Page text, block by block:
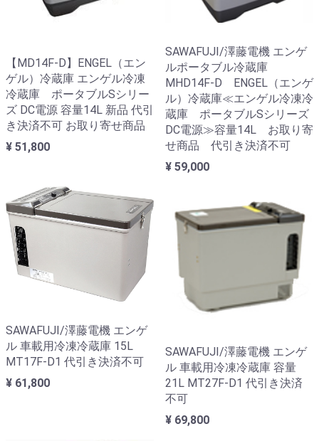
【MD14F-D】ENGEL（エン
ゲル）冷蔵庫 エンゲル冷凍
冷蔵庫 ポータブルSシリー
ズ DC電源 容量14L 新品 代引
き決済不可 お取り寄せ商品
¥ 51,800
SAWAFUJI/澤藤電機 エンゲ
ルポータブル冷蔵庫
MHD14F-D ENGEL（エンゲ
ル）冷蔵庫≪エンゲル冷凍冷
蔵庫 ポータブルSシリーズ
DC電源≫容量14L お取り寄
せ商品 代引き決済不可
¥ 59,000
SAWAFUJI/澤藤電機 エンゲ
ル 車載用冷凍冷蔵庫 15L
MT17F-D1 代引き決済不可
¥ 61,800
SAWAFUJI/澤藤電機 エンゲ
ル 車載用冷凍冷蔵庫 容量
21L MT27F-D1 代引き決済
不可
¥ 69,800